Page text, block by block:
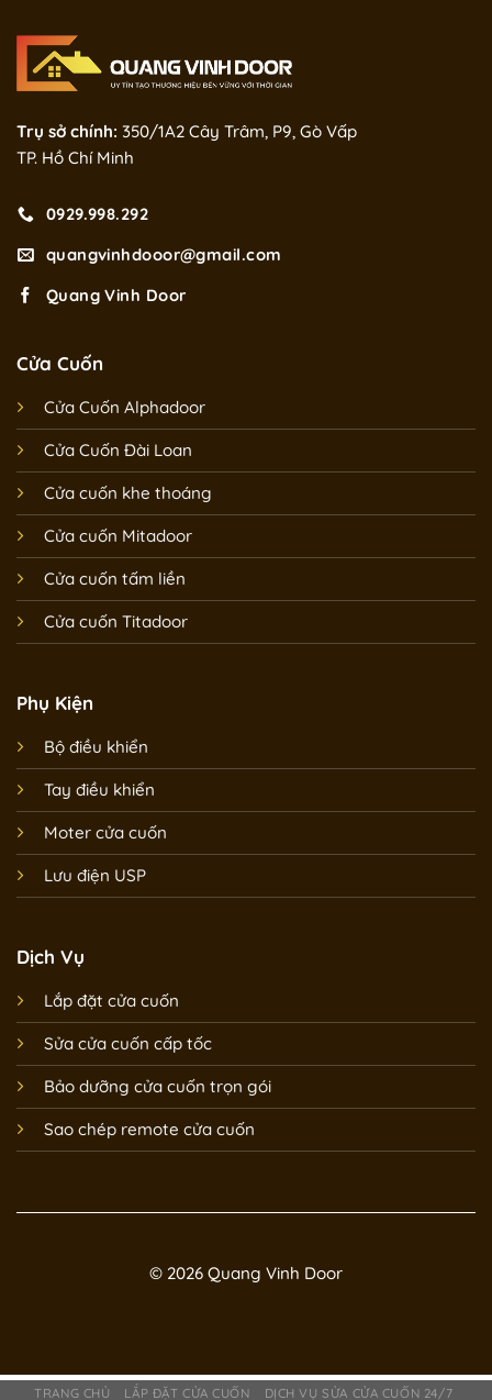
Trụ sở chính: 350/1A2 Cây Trâm, P9, Gò Vấp
TP. Hồ Chí Minh
0929.998.292
quangvinhdooor@gmail.com
Quang Vinh Door
Cửa Cuốn
Cửa Cuốn Alphadoor
Cửa Cuốn Đài Loan
Cửa cuốn khe thoáng
Cửa cuốn Mitadoor
Cửa cuốn tấm liền
Cửa cuốn Titadoor
Phụ Kiện
Bộ điều khiển
Tay điều khiển
Moter cửa cuốn
Lưu điện USP
Dịch Vụ
Lắp đặt cửa cuốn
Sửa cửa cuốn cấp tốc
Bảo dưỡng cửa cuốn trọn gói
Sao chép remote cửa cuốn
© 2026 Quang Vinh Door
TRANG CHỦ LẮP ĐẶT CỬA CUỐN
DỊCH VỤ SỬA CỬA CUỐN 24/7